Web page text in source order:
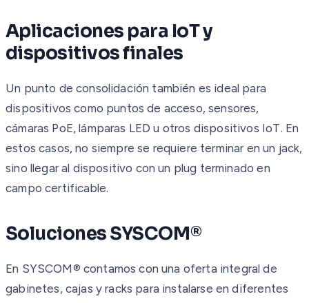
Aplicaciones para IoT y
dispositivos finales
Un punto de consolidación también es ideal para
dispositivos como puntos de acceso, sensores,
cámaras PoE, lámparas LED u otros dispositivos IoT. En
estos casos, no siempre se requiere terminar en un jack,
sino llegar al dispositivo con un plug terminado en
campo certificable.
Soluciones SYSCOM®
En SYSCOM® contamos con una oferta integral de
gabinetes, cajas y racks para instalarse en diferentes